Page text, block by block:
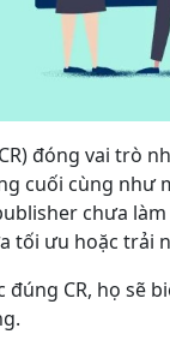
đóng vai trò
cuối cùng như
chưa
tối ưu hoặc trải
đúng CR, họ sẽ